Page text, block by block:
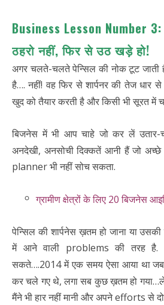
Business Lesson Number 3:
ठहरो नहीं, फिर से उठ खड़े हो!
अगर चलते-चलते पेन्सिल की नोक टूट जाती है
है…. नहीं! वह फिर से शार्पनर की तेज धार
खुद को तैयार करती है और किसी भी सूरत में
बिजनेस में भी आप चाहे जो कर लें
अनदेखी, अनसोची दिक्कतें आनी हैं जो
planner भी नहीं सोच सकता.
ग्रामीण क्षेत्रों के लिए 20 बिजनेस
पेन्सिल की शार्पनेस ख़तम हो जाना या
में आने वाली problems की तरह
सकते….2014 में एक समय ऐसा आया था जब
कर चले गए थे, लगा सब कुछ ख़तम हो
मैंने भी हार नहीं मानी और अपने efforts से